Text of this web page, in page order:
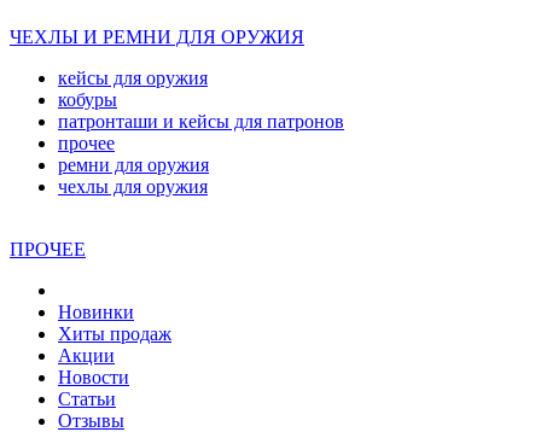
ЧЕХЛЫ И РЕМНИ ДЛЯ ОРУЖИЯ
кейсы для оружия
кобуры
патронташи и кейсы для патронов
прочее
ремни для оружия
чехлы для оружия
ПРОЧЕЕ
Новинки
Хиты продаж
Акции
Новости
Статьи
Отзывы